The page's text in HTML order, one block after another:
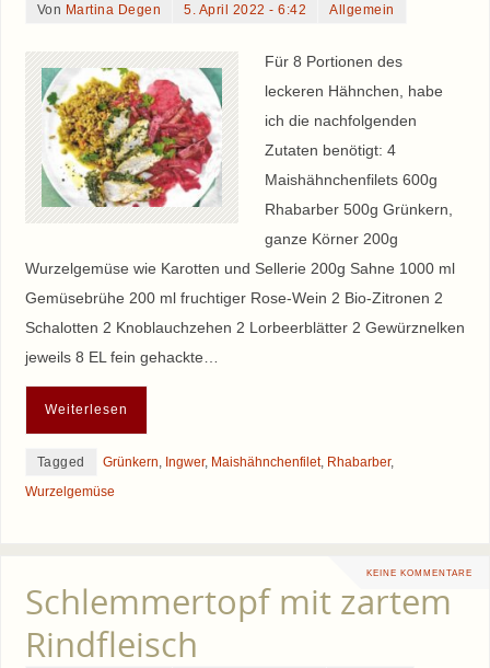
Von Martina Degen 5. April 2022 - 6:42 Allgemein
Für 8 Portionen des
leckeren Hähnchen, habe
ich die nachfolgenden
Zutaten benötigt: 4
Maishähnchenfilets 600g
Rhabarber 500g Grünkern,
ganze Körner 200g
Wurzelgemüse wie Karotten und Sellerie 200g Sahne 1000 ml
Gemüsebrühe 200 ml fruchtiger Rose-Wein 2 Bio-Zitronen 2
Schalotten 2 Knoblauchzehen 2 Lorbeerblätter 2 Gewürznelken
jeweils 8 EL fein gehackte…
Weiterlesen
Tagged Grünkern Ingwer, Maishähnchenfilet, Rhabarber,
Wurzelgemüse
KEINE KOMMENTARE
Schlemmertopf mit zartem
Rindfleisch